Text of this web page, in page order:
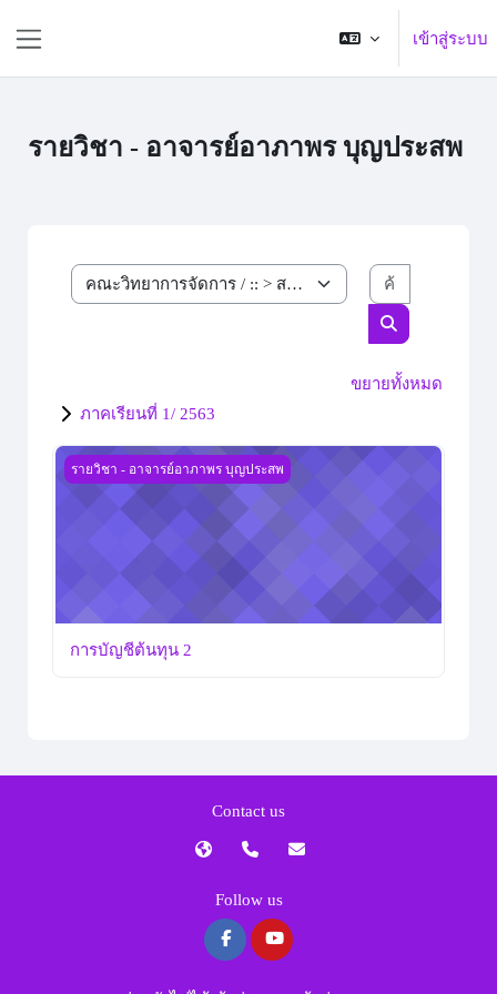
เข้าสู่ระบบ
รายวิชา - อาจารย์อาภาพร บุญประสพ
ประเภทของรายวิชา
ค้นหารายวิชา
ขยายทั้งหมด
ภาคเรียนที่ 1/ 2563
การบัญชีต้นทุน 2
รายวิชา - อาจารย์อาภาพร บุญประสพ
การบัญชีต้นทุน 2
Contact us
Follow us